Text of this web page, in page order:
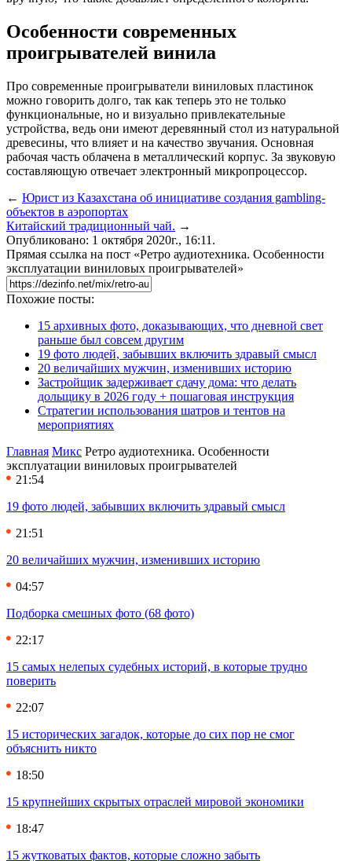
Особенности современных
проигрывателей винила
Про современные проигрыватели виниловых пластинок
можно говорить долго, так как теперь это не только
функциональные, но и визуально привлекательные
устройства, ведь они имеют деревянный стол из натуральной
древесины, что влияет и на качество звучания. Основная
рабочая часть облачена в металлический корпус. За звуковую
составляющую отвечает электронный микропроцессор.
← Юрист из Казахстана об инициативе создания gambling-
объектов в аэропортах
Китайский традиционный чай. →
Опубликовано: 1 октября 2020г., 16:11.
Прямая ссылка на пост «Ретро аудиотехника. Особенности
эксплуатации виниловых проигрывателей»
Похожие посты:
15 архивных фото, доказывающих, что дневной свет
раньше был совсем другим
19 фото людей, забывших включить здравый смысл
20 величайших мужчин, изменивших историю
Застройщик задерживает сдачу дома: что делать
дольщику в 2026 году + пошаговая инструкция
Стратегии использования шатров и тентов на
мероприятиях
Главная Микс Ретро аудиотехника. Особенности
эксплуатации виниловых проигрывателей
21:54
19 фото людей, забывших включить здравый смысл
21:51
20 величайших мужчин, изменивших историю
04:57
Подборка смешных фото (68 фото)
22:17
15 самых нелепых судебных историй, в которые трудно
поверить
22:07
15 исторических загадок, которые до сих пор не смог
объяснить никто
18:50
15 крупнейших скрытых отраслей мировой экономики
18:47
15 жутковатых фактов, которые сложно забыть